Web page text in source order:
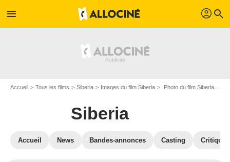
menu profil search
Accueil Tous les films Siberia Images du film Siberia Photo du film Siberia - Photo 17
Siberia
Accueil News Bandes-annonces Casting